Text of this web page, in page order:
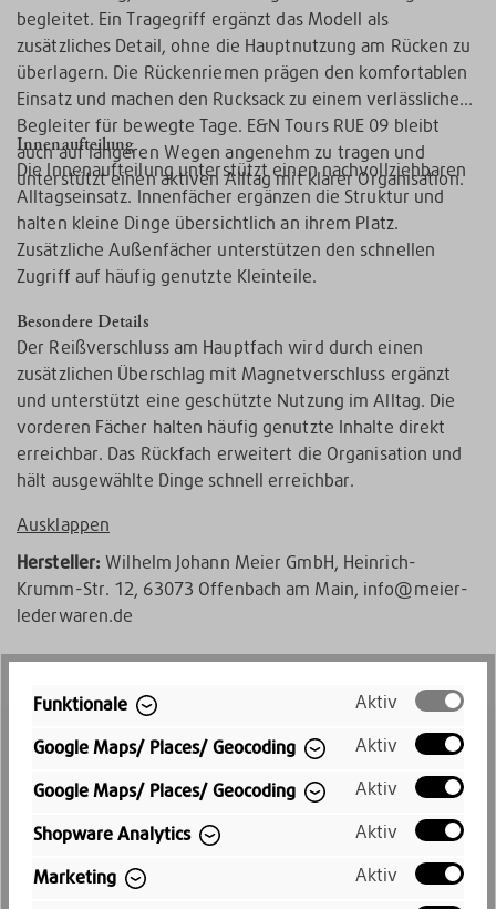
begleitet. Ein Tragegriff ergänzt das Modell als
zusätzliches Detail, ohne die Hauptnutzung am Rücken zu
überlagern. Die Rückenriemen prägen den komfortablen
Einsatz und machen den Rucksack zu einem verlässlichen
Begleiter für bewegte Tage. E&N Tours RUE 09 bleibt
auch auf längeren Wegen angenehm zu tragen und
unterstützt einen aktiven Alltag mit klarer Organisation.
Innenaufteilung
Die Innenaufteilung unterstützt einen nachvollziehbaren
Alltagseinsatz. Innenfächer ergänzen die Struktur und
halten kleine Dinge übersichtlich an ihrem Platz.
Zusätzliche Außenfächer unterstützen den schnellen
Zugriff auf häufig genutzte Kleinteile.
Besondere Details
Der Reißverschluss am Hauptfach wird durch einen
zusätzlichen Überschlag mit Magnetverschluss ergänzt
und unterstützt eine geschützte Nutzung im Alltag. Die
vorderen Fächer halten häufig genutzte Inhalte direkt
erreichbar. Das Rückfach erweitert die Organisation und
hält ausgewählte Dinge schnell erreichbar.
Ausklappen
Hersteller:Wilhelm Johann Meier GmbH, Heinrich-
Krumm-Str. 12, 63073 Offenbach am Main, info@meier-
lederwaren.de
Funktionale
Aktiv
Google Maps/ Places/ Geocoding
Aktiv
Google Maps/ Places/ Geocoding
Aktiv
Shopware Analytics
Aktiv
Marketing
Aktiv